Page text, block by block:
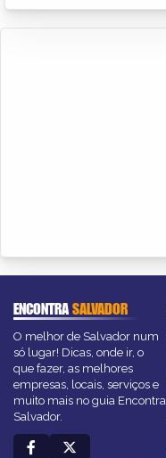
ENCONTRASALVADOR
O melhor de Salvador num
só lugar! Dicas, onde ir, o
que fazer, as melhores
empresas, locais, serviços e
muito mais no guia Encontra
Salvador.